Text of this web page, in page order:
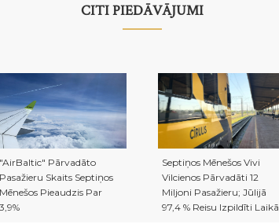
CITI PIEDĀVĀJUMI
"airBaltic" Pārvadāto
Pasažieru Skaits Septiņos
Mēnešos Pieaudzis Par
3,9%
Septiņos Mēnešos Vivi
Vilcienos Pārvadāti 12
Miljoni Pasažieru; Jūlijā
97,4 % Reisu Izpildīti Laikā